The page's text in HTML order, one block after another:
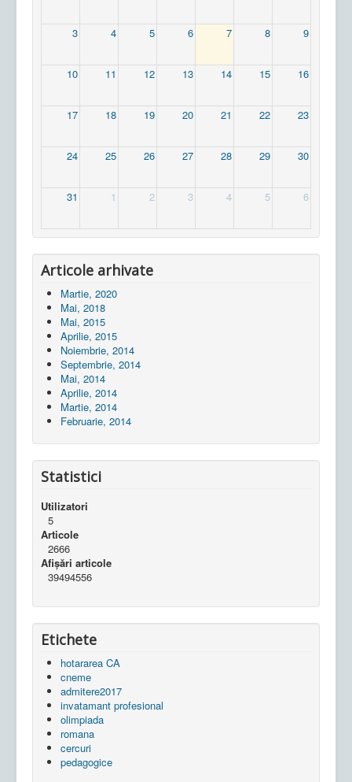
3 4 5 6 7 8 9
10 11 12 13 14 15 16
17 18 19 20 21 22 23
24 25 26 27 28 29 30
31 1 2 3 4 5 6
Articole arhivate
Martie, 2020
Mai, 2018
Mai, 2015
Aprilie, 2015
Noiembrie, 2014
Septembrie, 2014
Mai, 2014
Aprilie, 2014
Martie, 2014
Februarie, 2014
Statistici
Utilizatori
5
Articole
2666
Afișări articole
39494556
Etichete
hotararea CA
cneme
admitere2017
invatamant profesional
olimpiada
romana
cercuri
pedagogice